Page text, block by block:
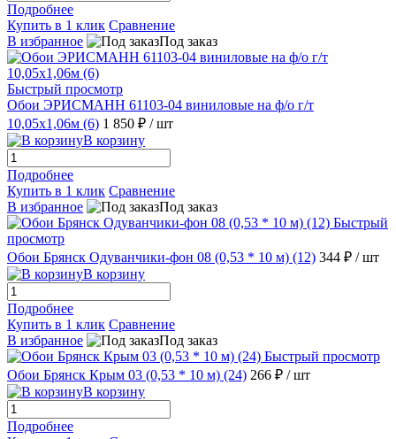
Подробнее
Купить в 1 клик Сравнение
В избранное
Под заказ
Быстрый просмотр
Обои ЭРИСМАНН 61103-04 виниловые на ф/о г/т
10,05х1,06м (6) 1 850 ₽ / шт
В корзину
Подробнее
Купить в 1 клик Сравнение
В избранное
Под заказ
Быстрый
просмотр
Обои Брянск Одуванчики-фон 08 (0,53 * 10 м) (12) 344 ₽ / шт
В корзину
Подробнее
Купить в 1 клик Сравнение
В избранное
Под заказ
Быстрый просмотр
Обои Брянск Крым 03 (0,53 * 10 м) (24) 266 ₽ / шт
В корзину
Подробнее